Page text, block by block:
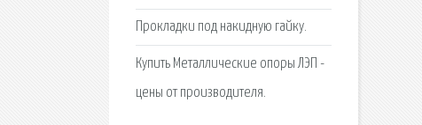
Прокладки под накидную гайку.
Купить Металлические опоры ЛЭП -
цены от производителя.